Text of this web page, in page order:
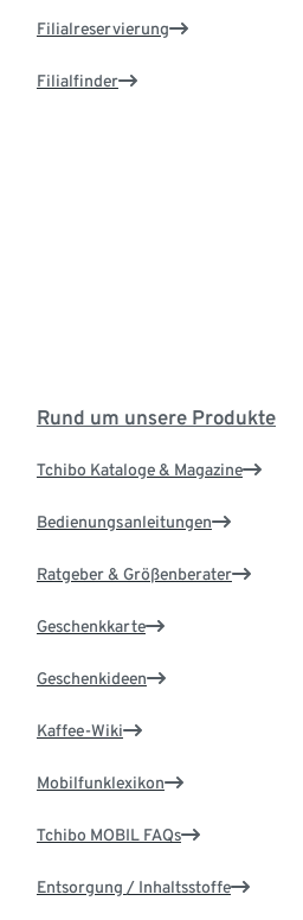
Filialreservierung
Filialfinder
Rund um unsere Produkte
Tchibo Kataloge & Magazine
Bedienungsanleitungen
Ratgeber & Größenberater
Geschenkkarte
Geschenkideen
Kaffee-Wiki
Mobilfunklexikon
Tchibo MOBIL FAQs
Entsorgung / Inhaltsstoffe